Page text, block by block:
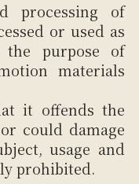
processing of
or used as
purpose of
materials
it offends the
could damage
usage and
prohibited.